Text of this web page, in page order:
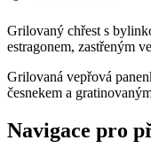
Grilovaný chřest s
estragonem, zastřeným
Grilovaná vepřová
česnekem a
Navigace pro